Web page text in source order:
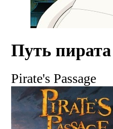
Путь пирата
Pirate's Passage